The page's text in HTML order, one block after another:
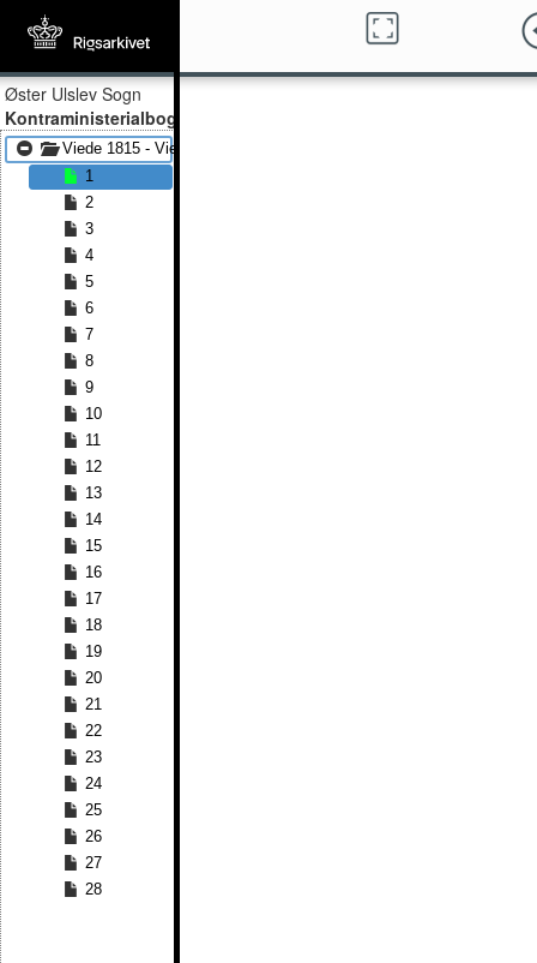
Øster Ulslev Sogn
Kontraministerialbog
Viede 1815 - Viede 1845
1
2
3
4
5
6
7
8
9
10
11
12
13
14
15
16
17
18
19
20
21
22
23
24
25
26
27
28